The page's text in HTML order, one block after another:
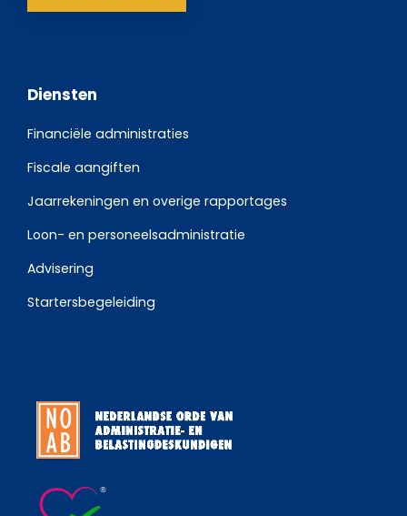
Diensten
Financiële administraties
Fiscale aangiften
Jaarrekeningen en overige rapportages
Loon- en personeelsadministratie
Advisering
Startersbegeleiding